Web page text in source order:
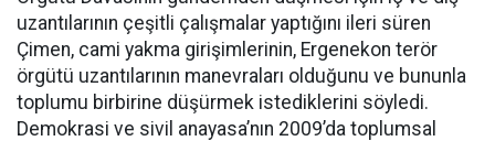
uzantılarının çeşitli çalışmalar yaptığını ileri süren
Çimen, cami yakma girişimlerinin, Ergenekon terör
örgütü uzantılarının manevraları olduğunu ve bununla
toplumu birbirine düşürmek istediklerini söyledi.
Demokrasi ve sivil anayasa’nın 2009’da toplumsal